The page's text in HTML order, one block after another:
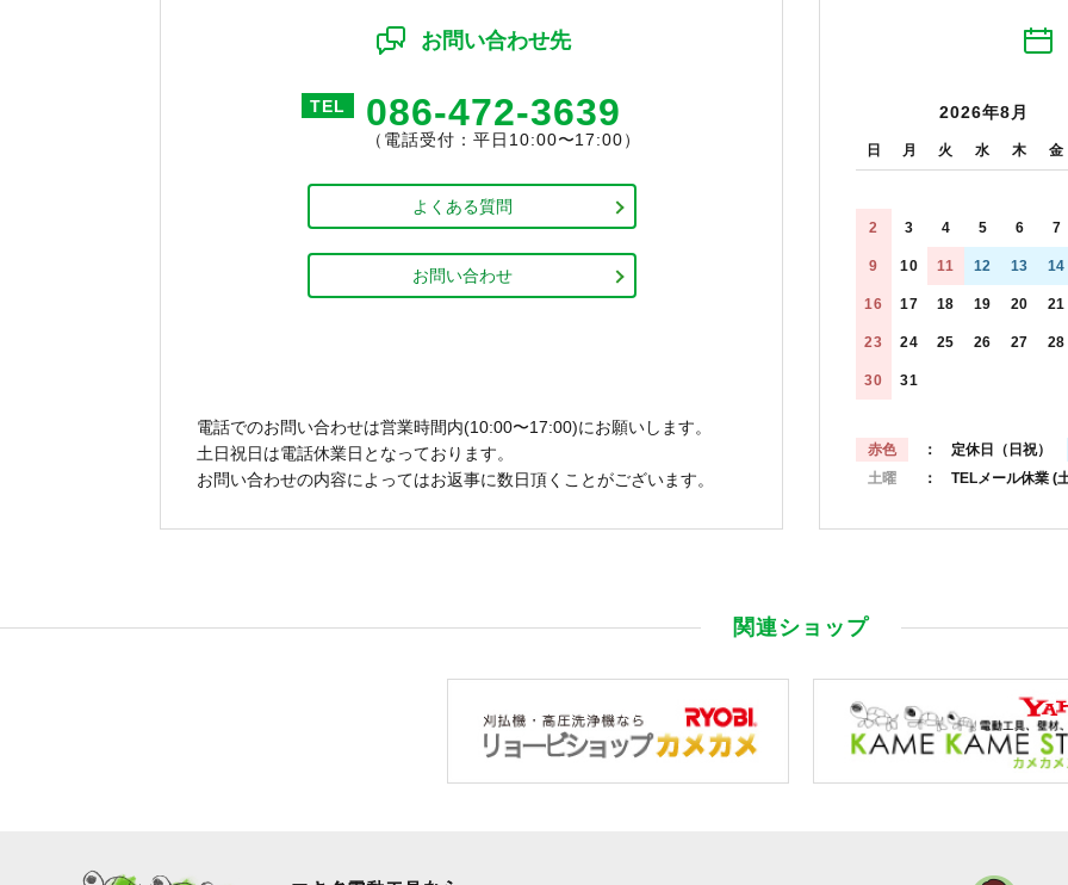
お問い合わせ先
TEL 086-472-3639
（電話受付：平日10:00〜17:00）
よくある質問
お問い合わせ
電話でのお問い合わせは営業時間内(10:00〜17:00)にお願いします。
土日祝日は電話休業日となっております。
お問い合わせの内容によってはお返事に数日頂くことがございます。
2026年8月
日 月 火 水 木 金
2 3 4 5 6 7
9 10 11 12 13 14
16 17 18 19 20 21
23 24 25 26 27 28
30 31
赤色
： 定休日（日祝）
土曜
： TELメール休業 (
関連ショップ